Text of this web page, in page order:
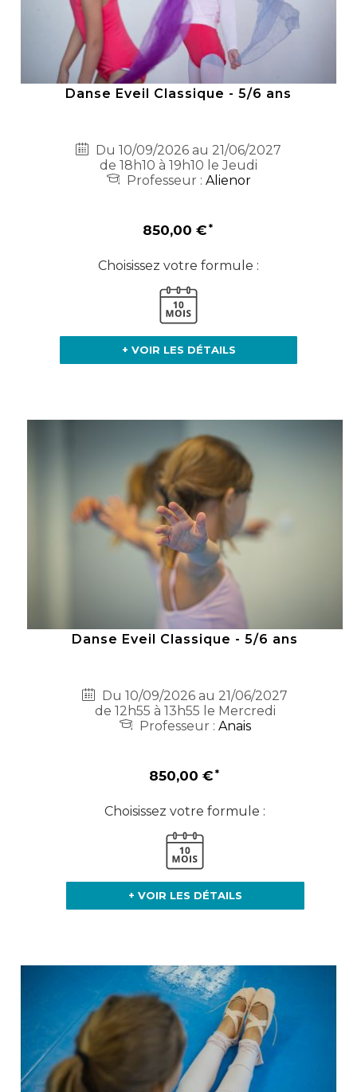
Danse Eveil Classique - 5/6 ans
Du 10/09/2026 au 21/06/2027
de 18h10 à 19h10 le Jeudi
Professeur : Alienor
850,00 €
Choisissez votre formule :
+ VOIR LES DÉTAILS
Danse Eveil Classique - 5/6 ans
Du 10/09/2026 au 21/06/2027
de 12h55 à 13h55 le Mercredi
Professeur : Anais
850,00 €
Choisissez votre formule :
+ VOIR LES DÉTAILS